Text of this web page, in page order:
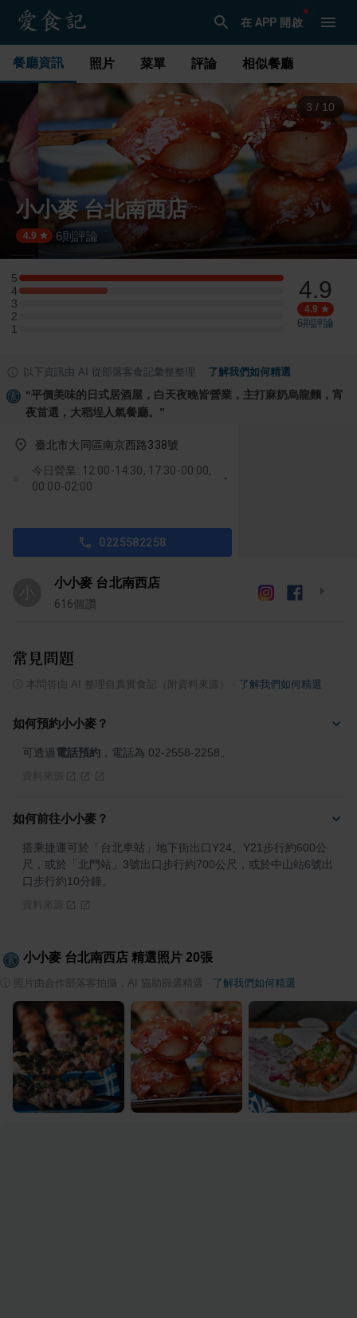
在 APP 開啟
餐廳資訊 照片 菜單 評論 相似餐廳
3 / 10
小小麥 台北南西店
4.9 ·6則評論
5
5 星：3 則評論
4
4 星：1 則評論
3
3 星：0 則評論
2
2 星：0 則評論
1
1 星：0 則評論
4.9
4.9
6則評論
以下資訊由 AI 從部落客食記彙整整理 了解我們如何精選
“平價美味的日式居酒屋，白天夜晚皆營業，主打麻奶烏龍麵，宵
夜首選，大稻埕人氣餐廳。 ”
臺北市大同區南京西路338號
今日營業: 12:00-14:30, 17:30-00:00,
00:00-02:00
0225582258
小小麥 台北南西店
616個讚
常見問題
本問答由 AI 整理自真實食記（附資料來源） 了解我們如何精選
如何預約小小麥？
可透過電話預約 ，電話為 02-2558-2258。
如何前往小小麥？
搭乘捷運可於「台北車站」地下街出口Y24、Y21步行約600公
尺，或於「北門站」3號出口步行約700公尺，或於中山站6號出
口步行約10分鐘。
小小麥 台北南西店 精選照片 20張
照片由合作部落客拍攝，AI 協助篩選精選 了解我們如何精選